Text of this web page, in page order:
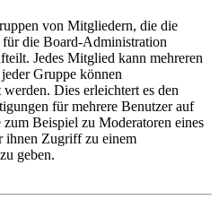
von Mitgliedern, die die
die Board-Administration
Jedes Mitglied kann mehreren
Gruppe können
Dies erleichtert es den
für mehrere Benutzer auf
Beispiel zu Moderatoren eines
ihnen Zugriff zu einem
geben.